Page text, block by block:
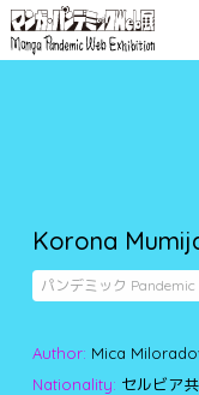
Korona
パンデミック Pandemic
Author: Mica
Nationality: セルビア